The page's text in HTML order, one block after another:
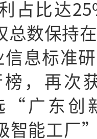
占比达
总数保持
息标准
榜，再次
“广东创
智能工厂